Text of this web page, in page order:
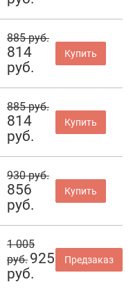
885 руб.
814
руб.
Купить
885 руб.
814
руб.
Купить
930 руб.
856
руб.
Купить
1 005
руб. 925
руб.
Предзаказ